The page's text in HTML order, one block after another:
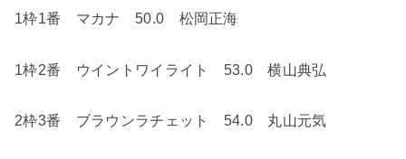
1枠1番 マカナ 50.0 松岡正海
1枠2番 ウイントワイライト 53.0 横山典弘
2枠3番 ブラウンラチェット 54.0 丸山元気